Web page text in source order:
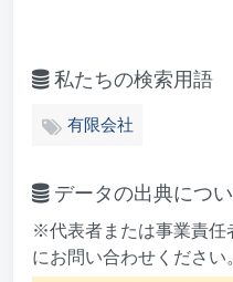
私たちの検索用語
有限会社
データの出典につ
※代表者または事業責任
にお問い合わせください